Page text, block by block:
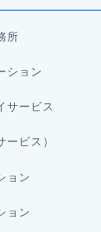
所
ション
サービス
ビス）
ョン
ョン